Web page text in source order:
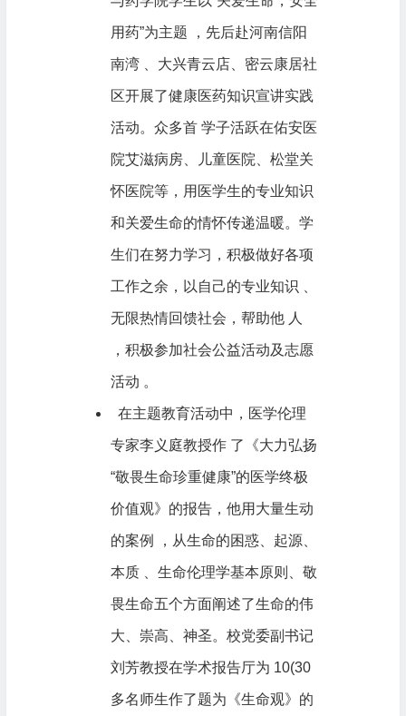
用药”为主题 ，先后赴河南信阳
南湾 、大兴青云店、密云康居社
区开展了健康医药知识宣讲实践
活动。众多首 学子活跃在佑安医
院艾滋病房、儿童医院、松堂关
怀医院等，用医学生的专业知识
和关爱生命的情怀传递温暖。学
生们在努力学习，积极做好各项
工作之余，以自己的专业知识 、
无限热情回馈社会，帮助他 人
，积极参加社会公益活动及志愿
活动 。
在主题教育活动中，医学伦理
专家李义庭教授作 了《大力弘扬
“敬畏生命珍重健康”的医学终极
价值观》的报告，他用大量生动
的案例 ，从生命的困惑、起源、
本质 、生命伦理学基本原则、敬
畏生命五个方面阐述了生命的伟
大、崇高、神圣。校党委副书记
刘芳教授在学术报告厅为 10(30
多名师生作了题为《生命观》的